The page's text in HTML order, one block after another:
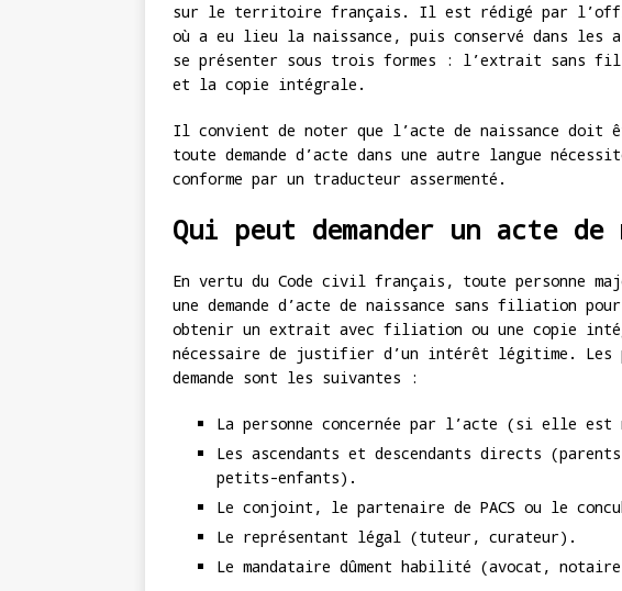
sur le territoire français. Il est rédigé par
où a eu lieu la naissance, puis conservé dans les
se présenter sous trois formes : l’extrait
et la copie intégrale.
Il convient de noter que l’acte de naissance doit
toute demande d’acte dans une autre langue
conforme par un traducteur assermenté.
Qui peut demander un acte de
En vertu du Code civil français, toute personne
une demande d’acte de naissance sans filiation
obtenir un extrait avec filiation ou une copie
nécessaire de justifier d’un intérêt légitime. Les
demande sont les suivantes :
La personne concernée par l’acte (si elle est
Les ascendants et descendants directs
petits-enfants).
Le conjoint, le partenaire de PACS ou le
Le représentant légal (tuteur, curateur).
Le mandataire dûment habilité (avocat,